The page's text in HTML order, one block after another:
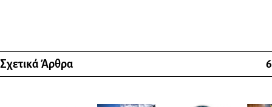
Σχετικά Άρθρα 6